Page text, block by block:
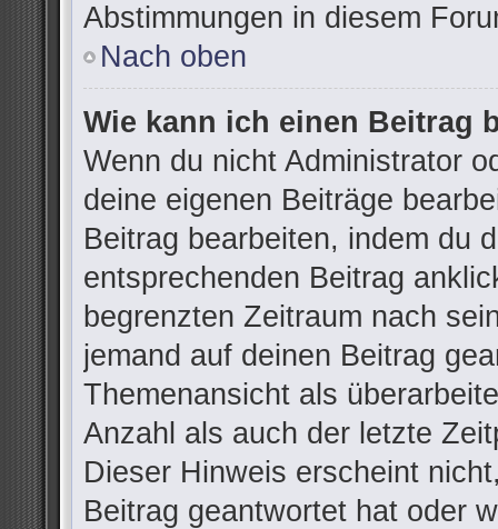
Abstimmungen in diesem
Nach oben
Wie kann ich einen Beitrag
Wenn du nicht Administrator
deine eigenen Beiträge
Beitrag bearbeiten, indem du
entsprechenden Beitrag
begrenzten Zeitraum nach
jemand auf deinen Beitrag
Themenansicht als
Anzahl als auch der letzte
Dieser Hinweis erscheint
Beitrag geantwortet hat oder